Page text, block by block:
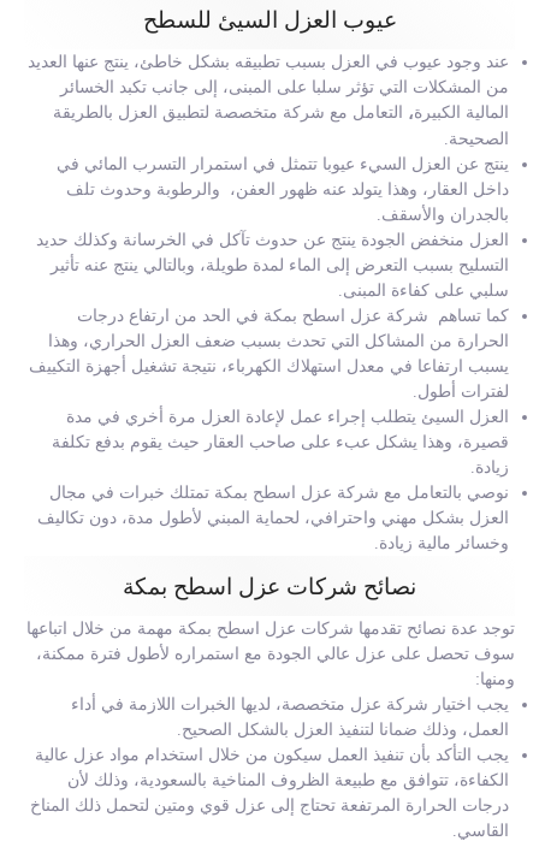
عيوب العزل السيئ للسطح
عند وجود عيوب في العزل بسبب تطبيقه بشكل خاطئ، ينتج عنها العديد
من المشكلات التي تؤثر سلبا على المبنى، إلى جانب تكبد الخسائر
المالية الكبيرة، التعامل مع شركة متخصصة لتطبيق العزل بالطريقة
الصحيحة.
ينتج عن العزل السيء عيوبا تتمثل في استمرار التسرب المائي في
داخل العقار، وهذا يتولد عنه ظهور العفن، والرطوبة وحدوث تلف
بالجدران والأسقف.
العزل منخفض الجودة ينتج عن حدوث تآكل في الخرسانة وكذلك حديد
التسليح بسبب التعرض إلى الماء لمدة طويلة، وبالتالي ينتج عنه تأثير
سلبي على كفاءة المبنى.
كما تساهم شركة عزل اسطح بمكة في الحد من ارتفاع درجات
الحرارة من المشاكل التي تحدث بسبب ضعف العزل الحراري، وهذا
يسبب ارتفاعا في معدل استهلاك الكهرباء، نتيجة تشغيل أجهزة التكييف
لفترات أطول.
العزل السيئ يتطلب إجراء عمل لإعادة العزل مرة أخري في مدة
قصيرة، وهذا يشكل عبء على صاحب العقار حيث يقوم بدفع تكلفة
زيادة.
نوصي بالتعامل مع شركة عزل اسطح بمكة تمتلك خبرات في مجال
العزل بشكل مهني واحترافي، لحماية المبني لأطول مدة، دون تكاليف
وخسائر مالية زيادة.
نصائح شركات عزل اسطح بمكة
توجد عدة نصائح تقدمها شركات عزل اسطح بمكة مهمة من خلال اتباعها
سوف تحصل على عزل عالي الجودة مع استمراره لأطول فترة ممكنة،
ومنها:
يجب اختيار شركة عزل متخصصة، لديها الخبرات اللازمة في أداء
العمل، وذلك ضمانا لتنفيذ العزل بالشكل الصحيح.
يجب التأكد بأن تنفيذ العمل سيكون من خلال استخدام مواد عزل عالية
الكفاءة، تتوافق مع طبيعة الظروف المناخية بالسعودية، وذلك لأن
درجات الحرارة المرتفعة تحتاج إلى عزل قوي ومتين لتحمل ذلك المناخ
القاسي.